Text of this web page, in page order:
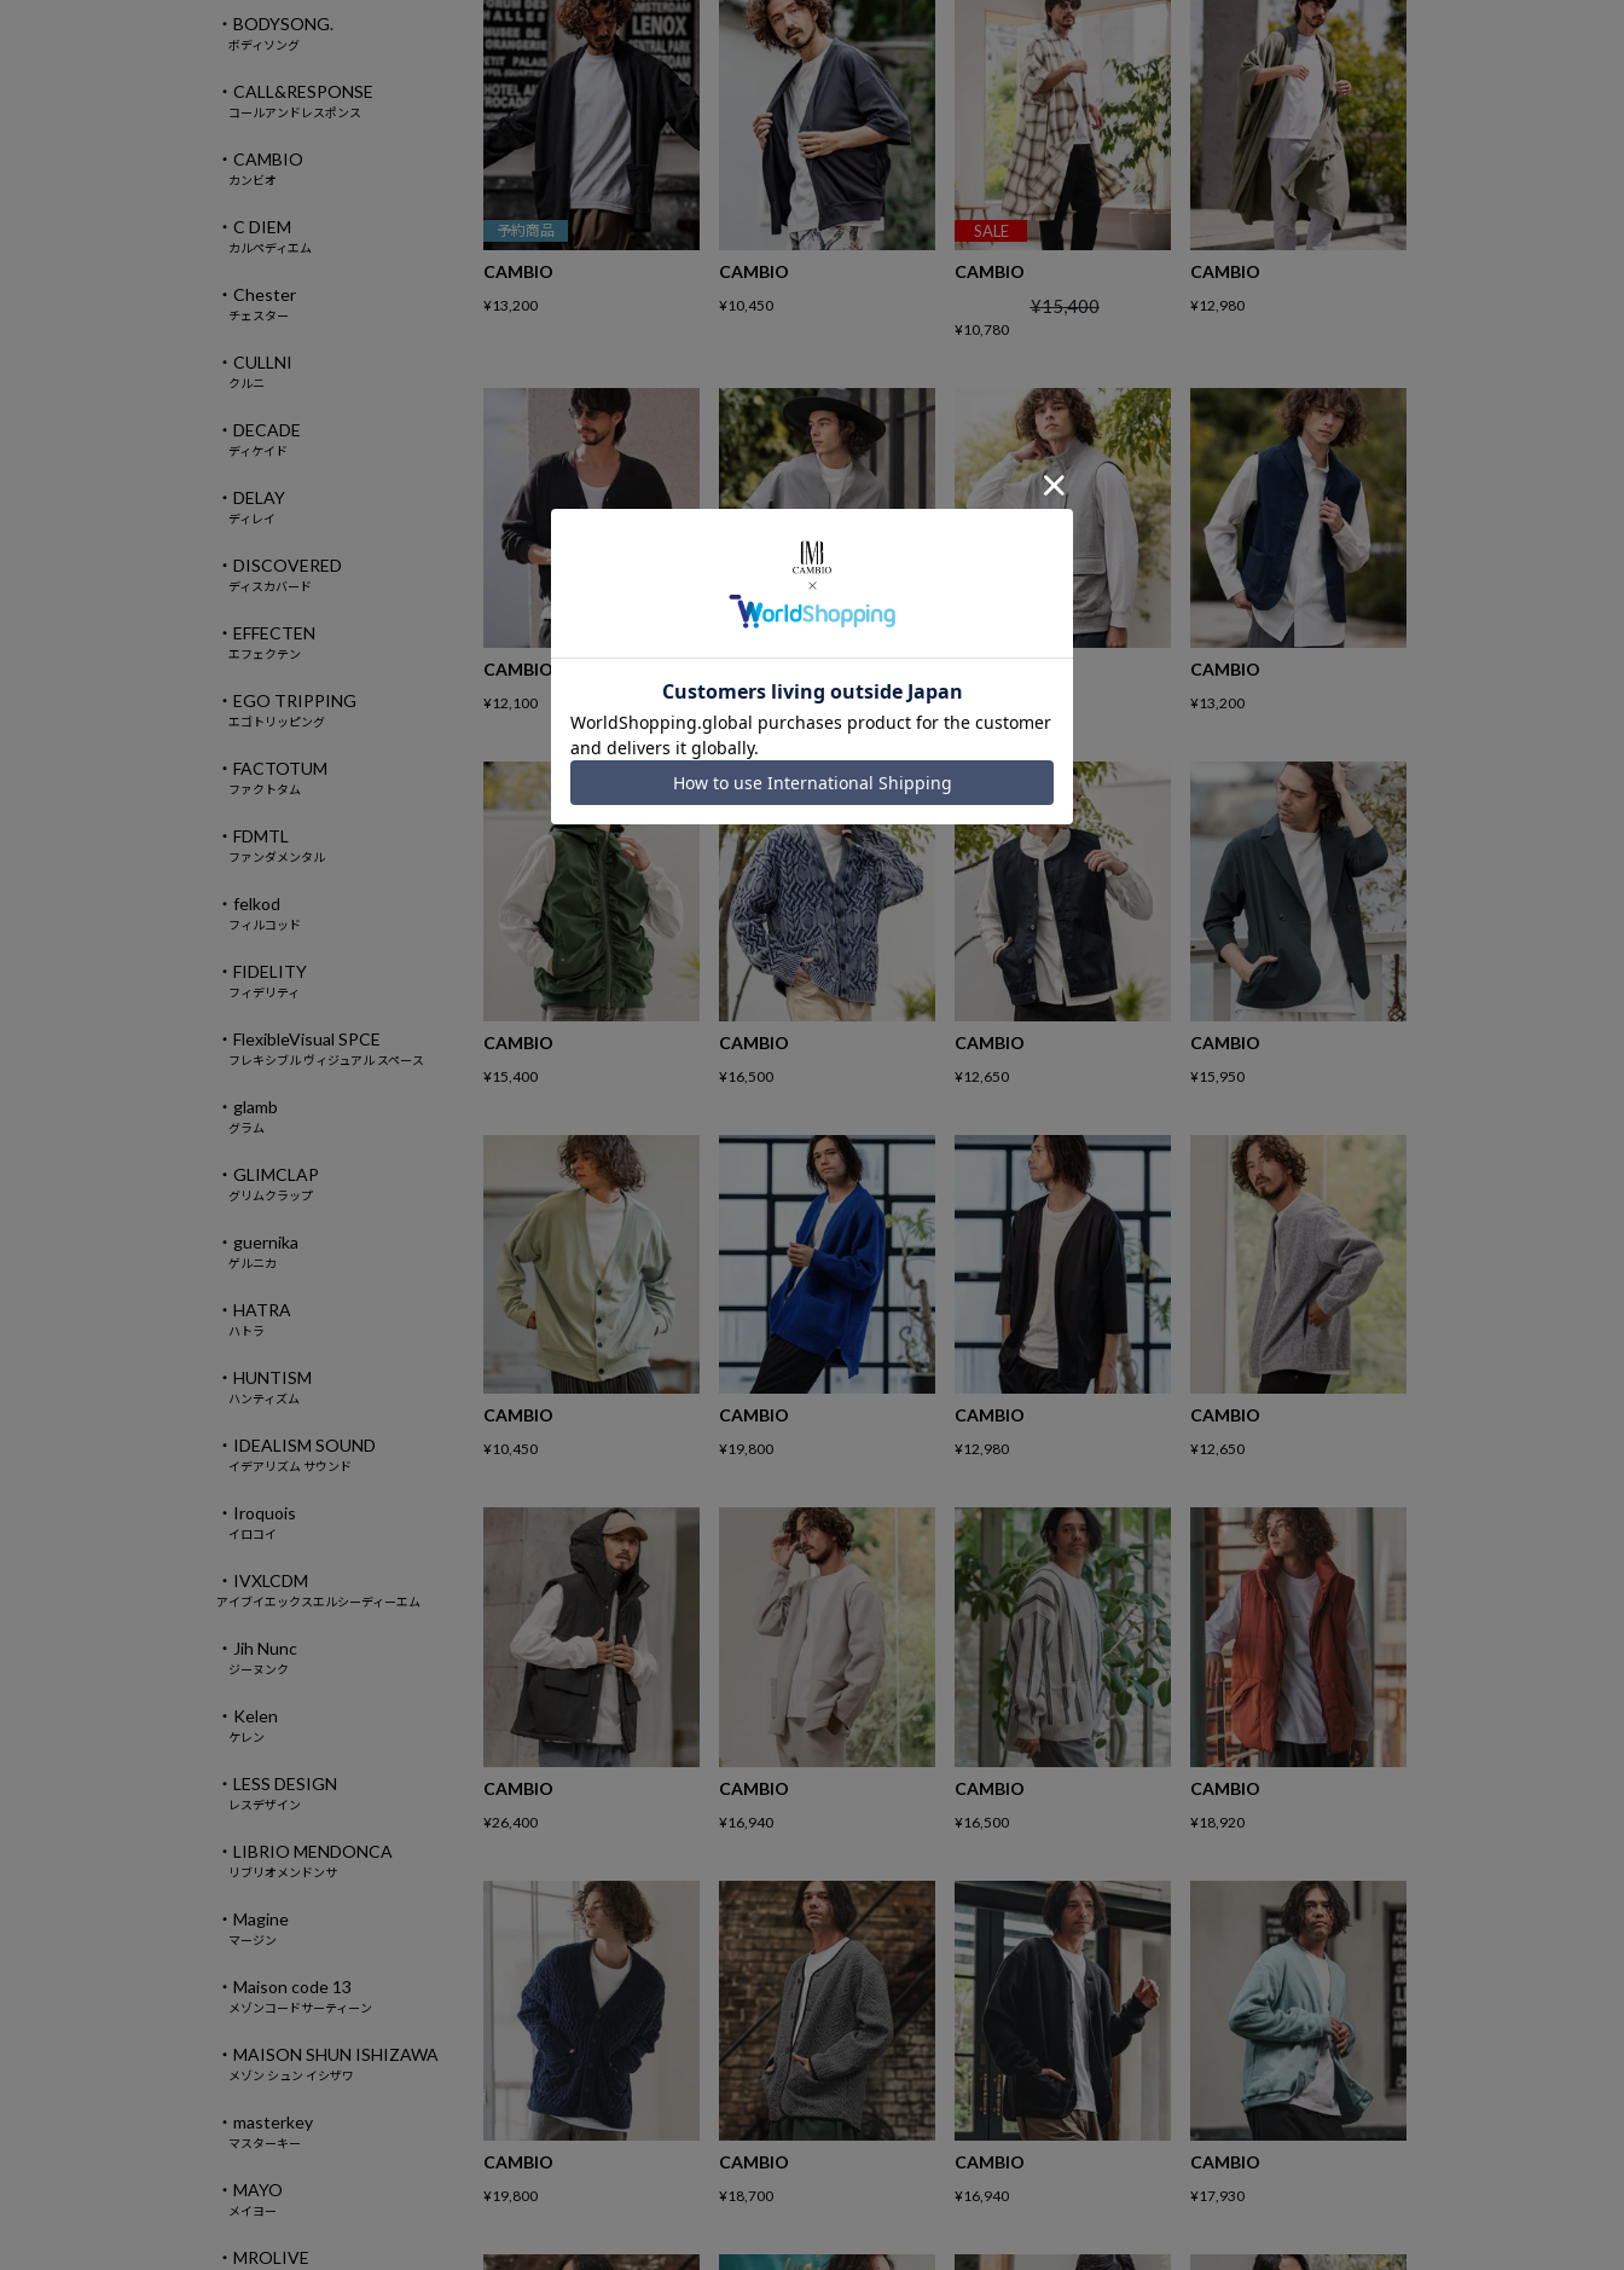
予約商品
CAMBIO
¥13,200
CAMBIO
¥10,450
SALE
CAMBIO
¥15,400
¥10,780
CAMBIO
¥12,980
CAMBIO
¥12,100 ¥12,650 ¥
CAMBIO
¥13,200
CAMBIO
¥15,400
CAMBIO
¥16,500
CAMBIO
¥12,650
CAMBIO
¥15,950
CAMBIO
¥10,450
CAMBIO
¥19,800
CAMBIO
¥12,980
CAMBIO
¥12,650
CAMBIO
¥26,400
CAMBIO
¥16,940
CAMBIO
¥16,500
CAMBIO
¥18,920
CAMBIO
¥19,800
CAMBIO
¥18,700
CAMBIO
¥16,940
CAMBIO
¥17,930
・BODYSONG.
ボディソング
・CALL&RESPONSE
コールアンドレスポンス
・CAMBIO
カンビオ
・C DIEM
カルペディエム
・Chester
チェスター
・CULLNI
クルニ
・DECADE
ディケイド
・DELAY
ディレイ
・DISCOVERED
ディスカバード
・EFFECTEN
エフェクテン
・EGO TRIPPING
エゴトリッピング
・FACTOTUM
ファクトタム
・FDMTL
ファンダメンタル
・felkod
フィルコッド
・FIDELITY
フィデリティ
・FlexibleVisual SPCE
フレキシブル ヴィジュアル スペース
・glamb
グラム
・GLIMCLAP
グリムクラップ
・guernika
ゲルニカ
・HATRA
ハトラ
・HUNTISM
ハンティズム
・IDEALISM SOUND
イデアリズム サウンド
・Iroquois
イロコイ
・IVXLCDM
アイブイエックスエルシーディーエム
・Jih Nunc
ジーヌンク
・Kelen
ケレン
・LESS DESIGN
レスデザイン
・LIBRIO MENDONCA
リブリオメンドンサ
・Magine
マージン
・Maison code 13
メゾンコードサーティーン
・MAISON SHUN ISHIZAWA
メゾン シュン イシザワ
・masterkey
マスターキー
・MAYO
メイヨー
・MROLIVE